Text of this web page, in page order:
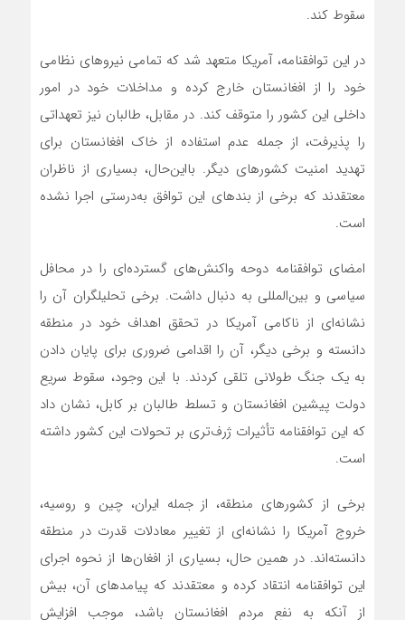
سقوط کند.
در این توافقنامه، آمریکا متعهد شد که تمامی نیروهای نظامی
خود را از افغانستان خارج کرده و مداخلات خود در امور
داخلی این کشور را متوقف کند. در مقابل، طالبان نیز تعهداتی
را پذیرفت، از جمله عدم استفاده از خاک افغانستان برای
تهدید امنیت کشورهای دیگر. بااین‌حال، بسیاری از ناظران
معتقدند که برخی از بندهای این توافق به‌درستی اجرا نشده
است.
امضای توافقنامه دوحه واکنش‌های گسترده‌ای را در محافل
سیاسی و بین‌المللی به دنبال داشت. برخی تحلیلگران آن را
نشانه‌ای از ناکامی آمریکا در تحقق اهداف خود در منطقه
دانسته و برخی دیگر، آن را اقدامی ضروری برای پایان دادن
به یک جنگ طولانی تلقی کردند. با این وجود، سقوط سریع
دولت پیشین افغانستان و تسلط طالبان بر کابل، نشان داد
که این توافقنامه تأثیرات ژرف‌تری بر تحولات این کشور داشته
است.
برخی از کشورهای منطقه، از جمله ایران، چین و روسیه،
خروج آمریکا را نشانه‌ای از تغییر معادلات قدرت در منطقه
دانسته‌اند. در همین حال، بسیاری از افغان‌ها از نحوه اجرای
این توافقنامه انتقاد کرده و معتقدند که پیامدهای آن، بیش
از آنکه به نفع مردم افغانستان باشد، موجب افزایش